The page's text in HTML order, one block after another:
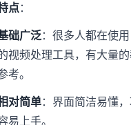
点：
础广泛：很多人都在使
视频处理工具，有大量
考。
对简单：界面简洁易懂
易上手。